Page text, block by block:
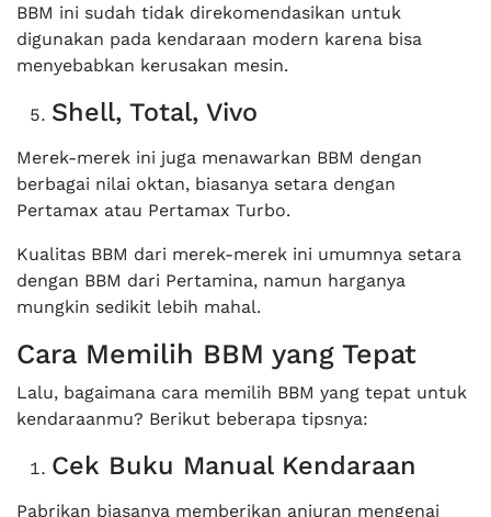
BBM ini sudah tidak direkomendasikan untuk
digunakan pada kendaraan modern karena bisa
menyebabkan kerusakan mesin.
Shell, Total, Vivo
Merek-merek ini juga menawarkan BBM dengan
berbagai nilai oktan, biasanya setara dengan
Pertamax atau Pertamax Turbo.
Kualitas BBM dari merek-merek ini umumnya setara
dengan BBM dari Pertamina, namun harganya
mungkin sedikit lebih mahal.
Cara Memilih BBM yang Tepat
Lalu, bagaimana cara memilih BBM yang tepat untuk
kendaraanmu? Berikut beberapa tipsnya:
Cek Buku Manual Kendaraan
Pabrikan biasanya memberikan anjuran mengenai